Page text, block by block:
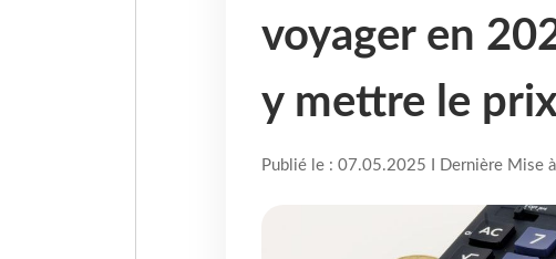
voyager en
y mettre le
Publié le : 07.05.2025 I Dernière Mise